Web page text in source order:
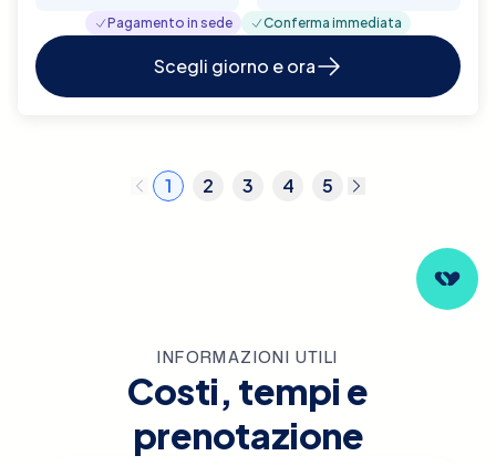
Pagamento in sede Conferma immediata
Scegli giorno e ora
1 2 3 4 5
INFORMAZIONI UTILI
Costi, tempi e
prenotazione